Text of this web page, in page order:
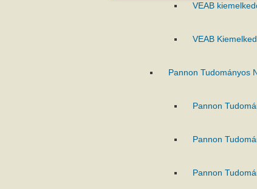
VEAB
VEAB
Pannon Tudományos
Pannon
Pannon
Pannon